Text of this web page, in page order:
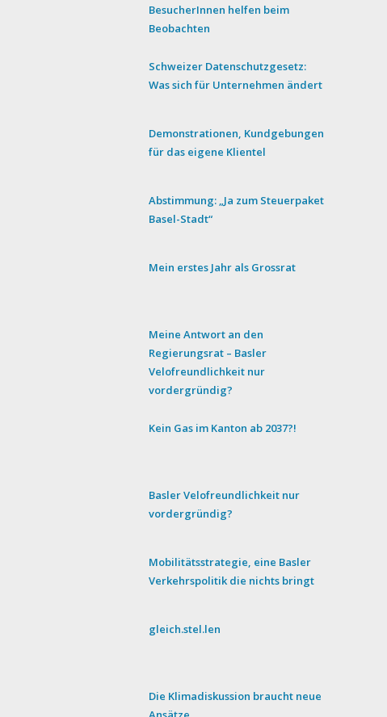
BesucherInnen helfen beim
Beobachten
Schweizer Datenschutzgesetz:
Was sich für Unternehmen ändert
Demonstrationen, Kundgebungen
für das eigene Klientel
Abstimmung: „Ja zum Steuerpaket
Basel-Stadt“
Mein erstes Jahr als Grossrat
Meine Antwort an den
Regierungsrat – Basler
Velofreundlichkeit nur
vordergründig?
Kein Gas im Kanton ab 2037?!
Basler Velofreundlichkeit nur
vordergründig?
Mobilitätsstrategie, eine Basler
Verkehrspolitik die nichts bringt
gleich.stel.len
Die Klimadiskussion braucht neue